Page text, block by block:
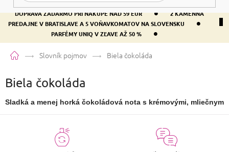
DOPRAVA ZADARMO PRI NÁKUPE NAD 59 EUR •
2 KAMENNÁ
PREDAJNE V BRATISLAVE A 5 VOŇAVKOMATOV NA SLOVENSKU
•
PARFÉMY UNIQ V ZĽAVE AŽ 50 % •
DomovSlovník pojmov Biela čokoláda
Biela čokoláda
Sladká a menej horká čokoládová nota s krémovými, mliečnymi